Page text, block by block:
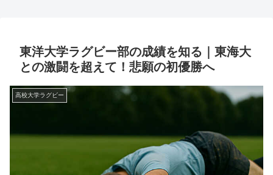
東洋大学ラグビー部の成績を知る｜東海大
との激闘を超えて！悲願の初優勝へ
高校大学ラグビー